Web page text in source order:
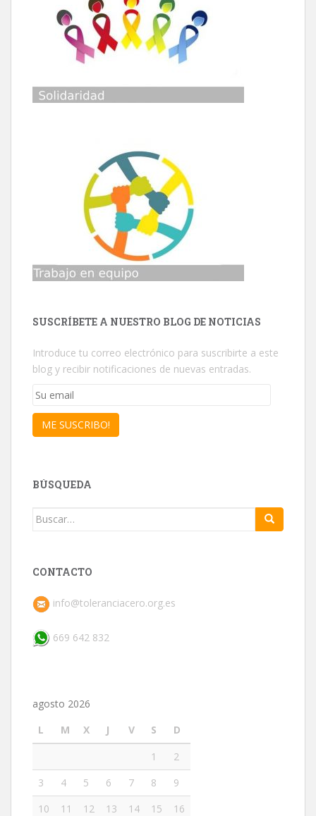
SUSCRÍBETE A NUESTRO BLOG DE NOTICIAS
Introduce tu correo electrónico para suscribirte a este
blog y recibir notificaciones de nuevas entradas.
Su
ME SUSCRIBO!
BÚSQUEDA
Buscar:
CONTACTO
info@toleranciacero.org.es
669 642 832
agosto 2026
L
M X J V S
D
1
2
3
4 5 6 7 8
9
10
11 12 13 14 15
16